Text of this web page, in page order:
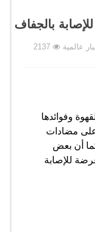
بالجفاف
عالمية
2137
وفوائدها
على مضادات
أن بعض
للإصابة